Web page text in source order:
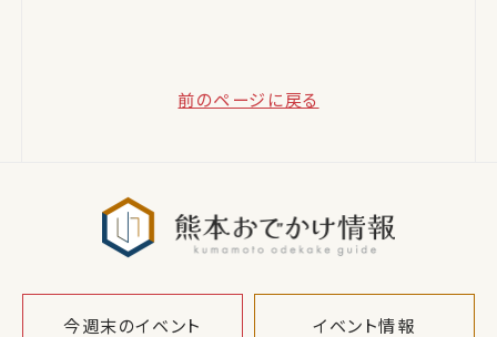
前のページに戻る
今週末のイベント イベント情報